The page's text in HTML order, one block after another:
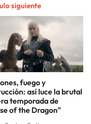
siguiente
fuego y
así luce la brutal
temporada de
of the Dragon"